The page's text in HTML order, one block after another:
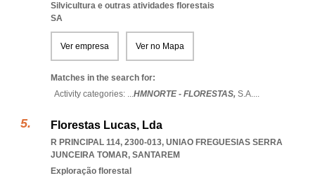
Silvicultura e outras atividades florestais
SA
Ver empresa Ver no Mapa
Matches in the search for:
Activity categories: ...HMNORTE - FLORESTAS, S.A....
Florestas Lucas, Lda
R PRINCIPAL 114, 2300-013, UNIAO FREGUESIAS SERRA
JUNCEIRA TOMAR, SANTAREM
Exploração florestal